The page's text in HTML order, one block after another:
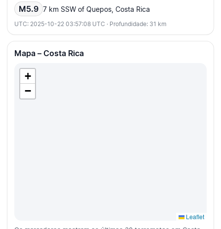
M5.9 7 km SSW of Quepos, Costa Rica
UTC: 2025-10-22 03:57:08 UTC · Profundidade: 31 km
Mapa – Costa Rica
+
−
Leaflet